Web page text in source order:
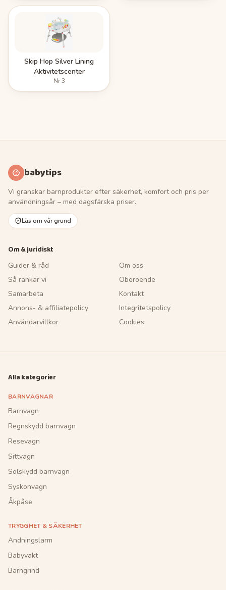
Skip Hop Silver Lining
Aktivitetscenter
Nr3
babytips
Vi granskar barnprodukter efter säkerhet, komfort och pris per
användningsår – med dagsfärska priser.
Läs om vår grund
Om & juridiskt
Guider & råd
Om oss
Så rankar vi
Oberoende
Samarbeta
Kontakt
Annons- & affiliatepolicy
Integritetspolicy
Användarvillkor
Cookies
Alla kategorier
BARNVAGNAR
Barnvagn
Regnskydd barnvagn
Resevagn
Sittvagn
Solskydd barnvagn
Syskonvagn
Åkpåse
TRYGGHET & SÄKERHET
Andningslarm
Babyvakt
Barngrind